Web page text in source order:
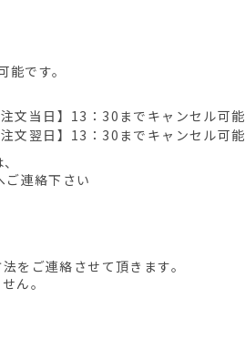
です。
文当日】13：30までキャンセル可能
文翌日】13：30までキャンセル可能
連絡下さい
をご連絡させて頂きます。
ん。